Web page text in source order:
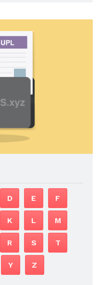
D E F
K L M
R S T
Y Z